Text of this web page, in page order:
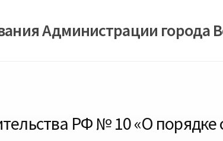
Администрации города
РФ № 10 «О